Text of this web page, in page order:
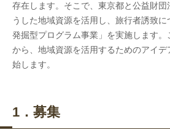
存在します。そこで、東京都と公益財団
うした地域資源を活用し、旅行者誘致
発掘型プログラム事業」を実施します
から、地域資源を活用するためのアイデ
始します。
1．募集